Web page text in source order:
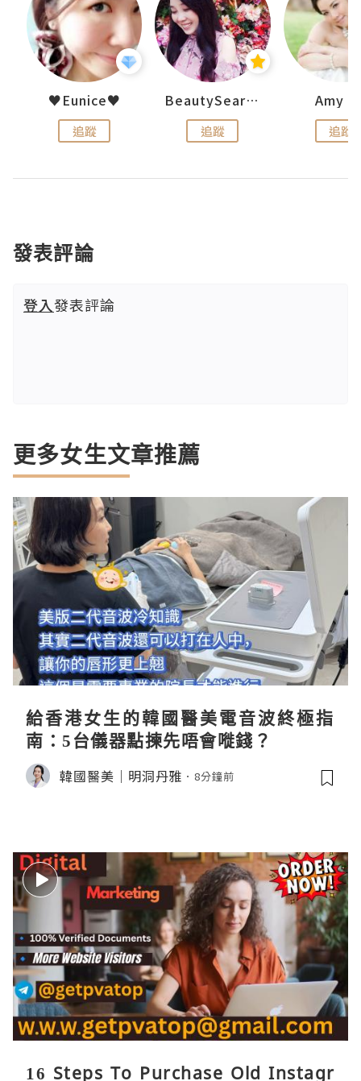
♥Eunice♥
追蹤
BeautySearch
追蹤
Amy
追蹤
發表評論
登入發表評論
更多女生文章推薦
給香港女生的韓國醫美電音波終極指
南：5台儀器點揀先唔會嘥錢？
韓國醫美｜明洞丹雅 8分鐘前
16 Steps To Purchase Old Instagr